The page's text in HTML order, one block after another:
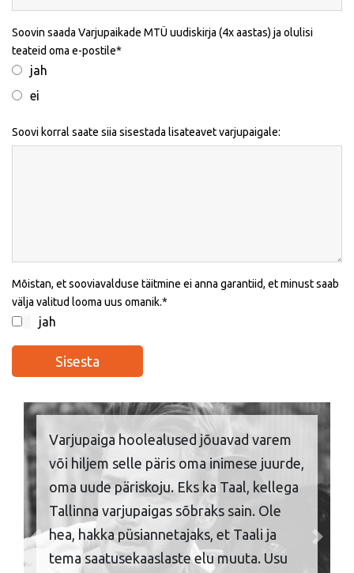
Soovin saada Varjupaikade MTÜ uudiskirja (4x aastas) ja olulisi
teateid oma e-postile
jah
ei
Soovi korral saate siia sisestada lisateavet varjupaigale:
Mõistan, et sooviavalduse täitmine ei anna garantiid, et minust saab
välja valitud looma uus omanik.
jah
Varjupaiga hoolealused jõuavad varem
või hiljem selle päris oma inimese juurde,
oma uude päriskoju. Eks ka Taal, kellega
Tallinna varjupaigas sõbraks sain. Ole
hea, hakka püsiannetajaks, et Taali ja
tema saatusekaaslaste elu muuta. Usu
Previous Next